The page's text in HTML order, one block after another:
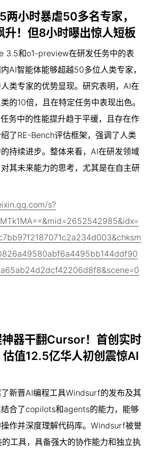
小时暴虐50多名专家，
升！但8小时曝出惊人短板
3.5和o1-preview在研发任务中的表
AI智能体能够超越50多位人类专家，
类专家的优势显现。研究表明，AI在
的10倍，且在特定任务中表现出色。
务中的性能提升趋于平缓，且存在作
了RE-Bench评估框架，强调了人类
持续进步。整体来看，AI在研发领域
其未来能力的思考，尤其是在自主研
s?
神器干翻Cursor！首创实时
值12.5亿华人初创震惊AI
新晋AI编程工具Windsurf的发布及其
合了copilots和agents的能力，能够
作并深度理解代码库。Windsurf被誉
工具，具备强大的协作能力和独立执